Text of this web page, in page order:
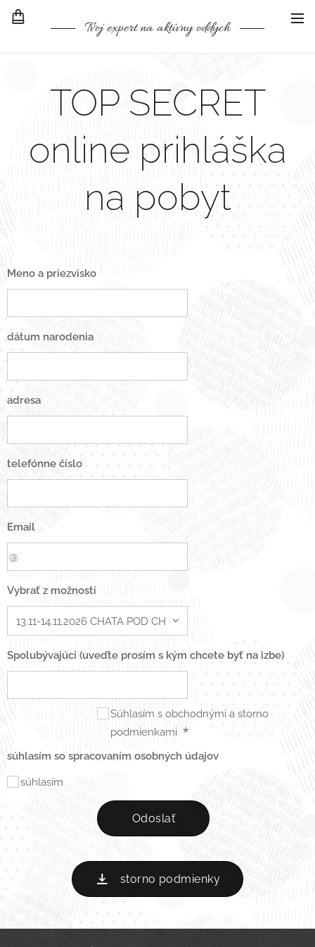
Tvoj expert na aktívny oddych
TOP SECRET
online prihláška
na pobyt
Meno a priezvisko
dátum narodenia
adresa
telefónne číslo
Email
Vybrať z možností
Spolubývajúci (uveďte prosím s kým chcete byť na izbe)
Súhlasím s obchodnými a storno
podmienkami
súhlasím so spracovaním osobných údajov
súhlasím
Odoslať
storno podmienky